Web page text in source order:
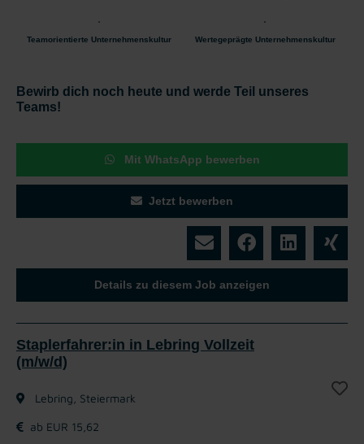
Teamorientierte Unternehmenskultur Wertegeprägte Unternehmenskultur
Bewirb dich noch heute und werde Teil unseres
Teams!
Mit WhatsApp bewerben
Jetzt bewerben
Details zu diesem Job anzeigen
Staplerfahrer:in in Lebring Vollzeit
(m/w/d)
Lebring, Steiermark
ab EUR 15,62